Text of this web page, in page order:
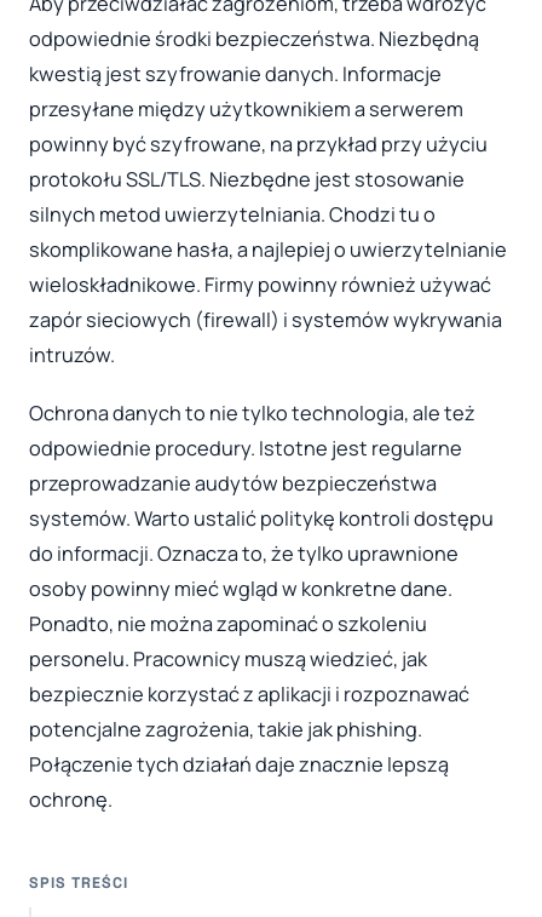
odpowiednie środki bezpieczeństwa. Niezbędną
kwestią jest szyfrowanie danych. Informacje
przesyłane między użytkownikiem a serwerem
powinny być szyfrowane, na przykład przy użyciu
protokołu SSL/TLS. Niezbędne jest stosowanie
silnych metod uwierzytelniania. Chodzi tu o
skomplikowane hasła, a najlepiej o uwierzytelnianie
wieloskładnikowe. Firmy powinny również używać
zapór sieciowych (firewall) i systemów wykrywania
intruzów.
Ochrona danych to nie tylko technologia, ale też
odpowiednie procedury. Istotne jest regularne
przeprowadzanie audytów bezpieczeństwa
systemów. Warto ustalić politykę kontroli dostępu
do informacji. Oznacza to, że tylko uprawnione
osoby powinny mieć wgląd w konkretne dane.
Ponadto, nie można zapominać o szkoleniu
personelu. Pracownicy muszą wiedzieć, jak
bezpiecznie korzystać z aplikacji i rozpoznawać
potencjalne zagrożenia, takie jak phishing.
Połączenie tych działań daje znacznie lepszą
ochronę.
SPIS TREŚCI